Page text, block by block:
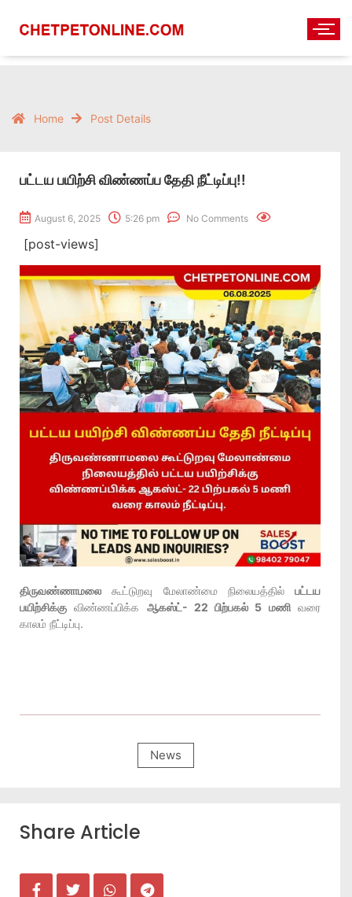
Home Post Details
பட்டய பயிற்சி விண்ணப்ப தேதி நீட்டிப்பு!!
August 6, 2025 5:26 pm No Comments
[post-views]
திருவண்ணாமலை கூட்டுறவு மேலாண்மை நிலையத்தில் பட்டய
பயிற்சிக்கு விண்ணப்பிக்க ஆகஸ்ட்- 22 பிற்பகல் 5 மணிவரை
காலம் நீட்டிப்பு.
News
Share Article